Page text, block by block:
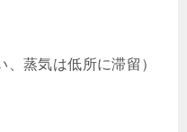
蒸気は低所に滞留）